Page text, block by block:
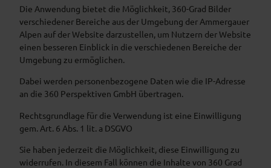
Die Anwendung bietet die Möglichkeit, 360-Grad Bilder
verschiedener Bereiche aus der Umgebung der Ammergauer
Alpen auf der Website darzustellen, um Nutzern der Website
einen besseren Einblick in die verschiedenen Bereiche der
Umgebung zu ermöglichen.
Dabei werden personenbezogene Daten wie die IP-Adresse
an die 360 Perspektiven GmbH übertragen.
Rechtsgrundlage für die Verwendung ist eine Einwilligung
gem. Art. 6 Abs. 1 lit. a DSGVO
Sie haben jederzeit die Möglichkeit, diese Einwilligung zu
widerrufen. In diesem Fall können die Inhalte von 360 Grad